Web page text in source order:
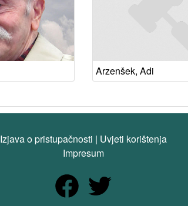
Arzenšek, Adi
Izjava o pristupačnosti | Uvjeti korištenja
Impresum